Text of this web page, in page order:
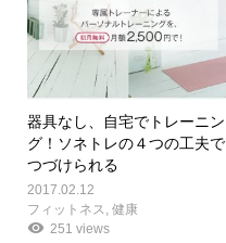
器具なし、自宅でトレーニン
グ！ソネトレの４つの工夫で
つづけられる
2017.02.12
フィットネス 健康
251 views